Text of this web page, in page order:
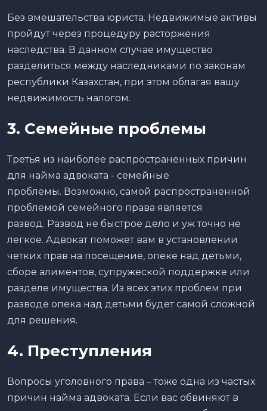
Без вмешательства юриста. Недвижимые активы
пройдут через процедуру расторжения
наследства. В данном случае имущество
разделиться между наследниками по законам
республики Казахстан, при этом облагая вашу
недвижимость налогом.
3. Семейные проблемы
Третья из наиболее распространенных причин
для найма адвоката - семейные
проблемы. Возможно, самой распространенной
проблемой семейного права является
развод. Развод не быстрое дело и уж точно не
легкое. Адвокат поможет вам в установлении
четких прав на посещение, опеке над детьми,
сборе алиментов, супружеской поддержке или
разделе имущества. Из всех этих проблем при
разводе опека над детьми будет самой сложной
для решения.
4. Преступления
Вопросы уголовного права – тоже одна из частых
причин найма адвоката. Если вас обвиняют в